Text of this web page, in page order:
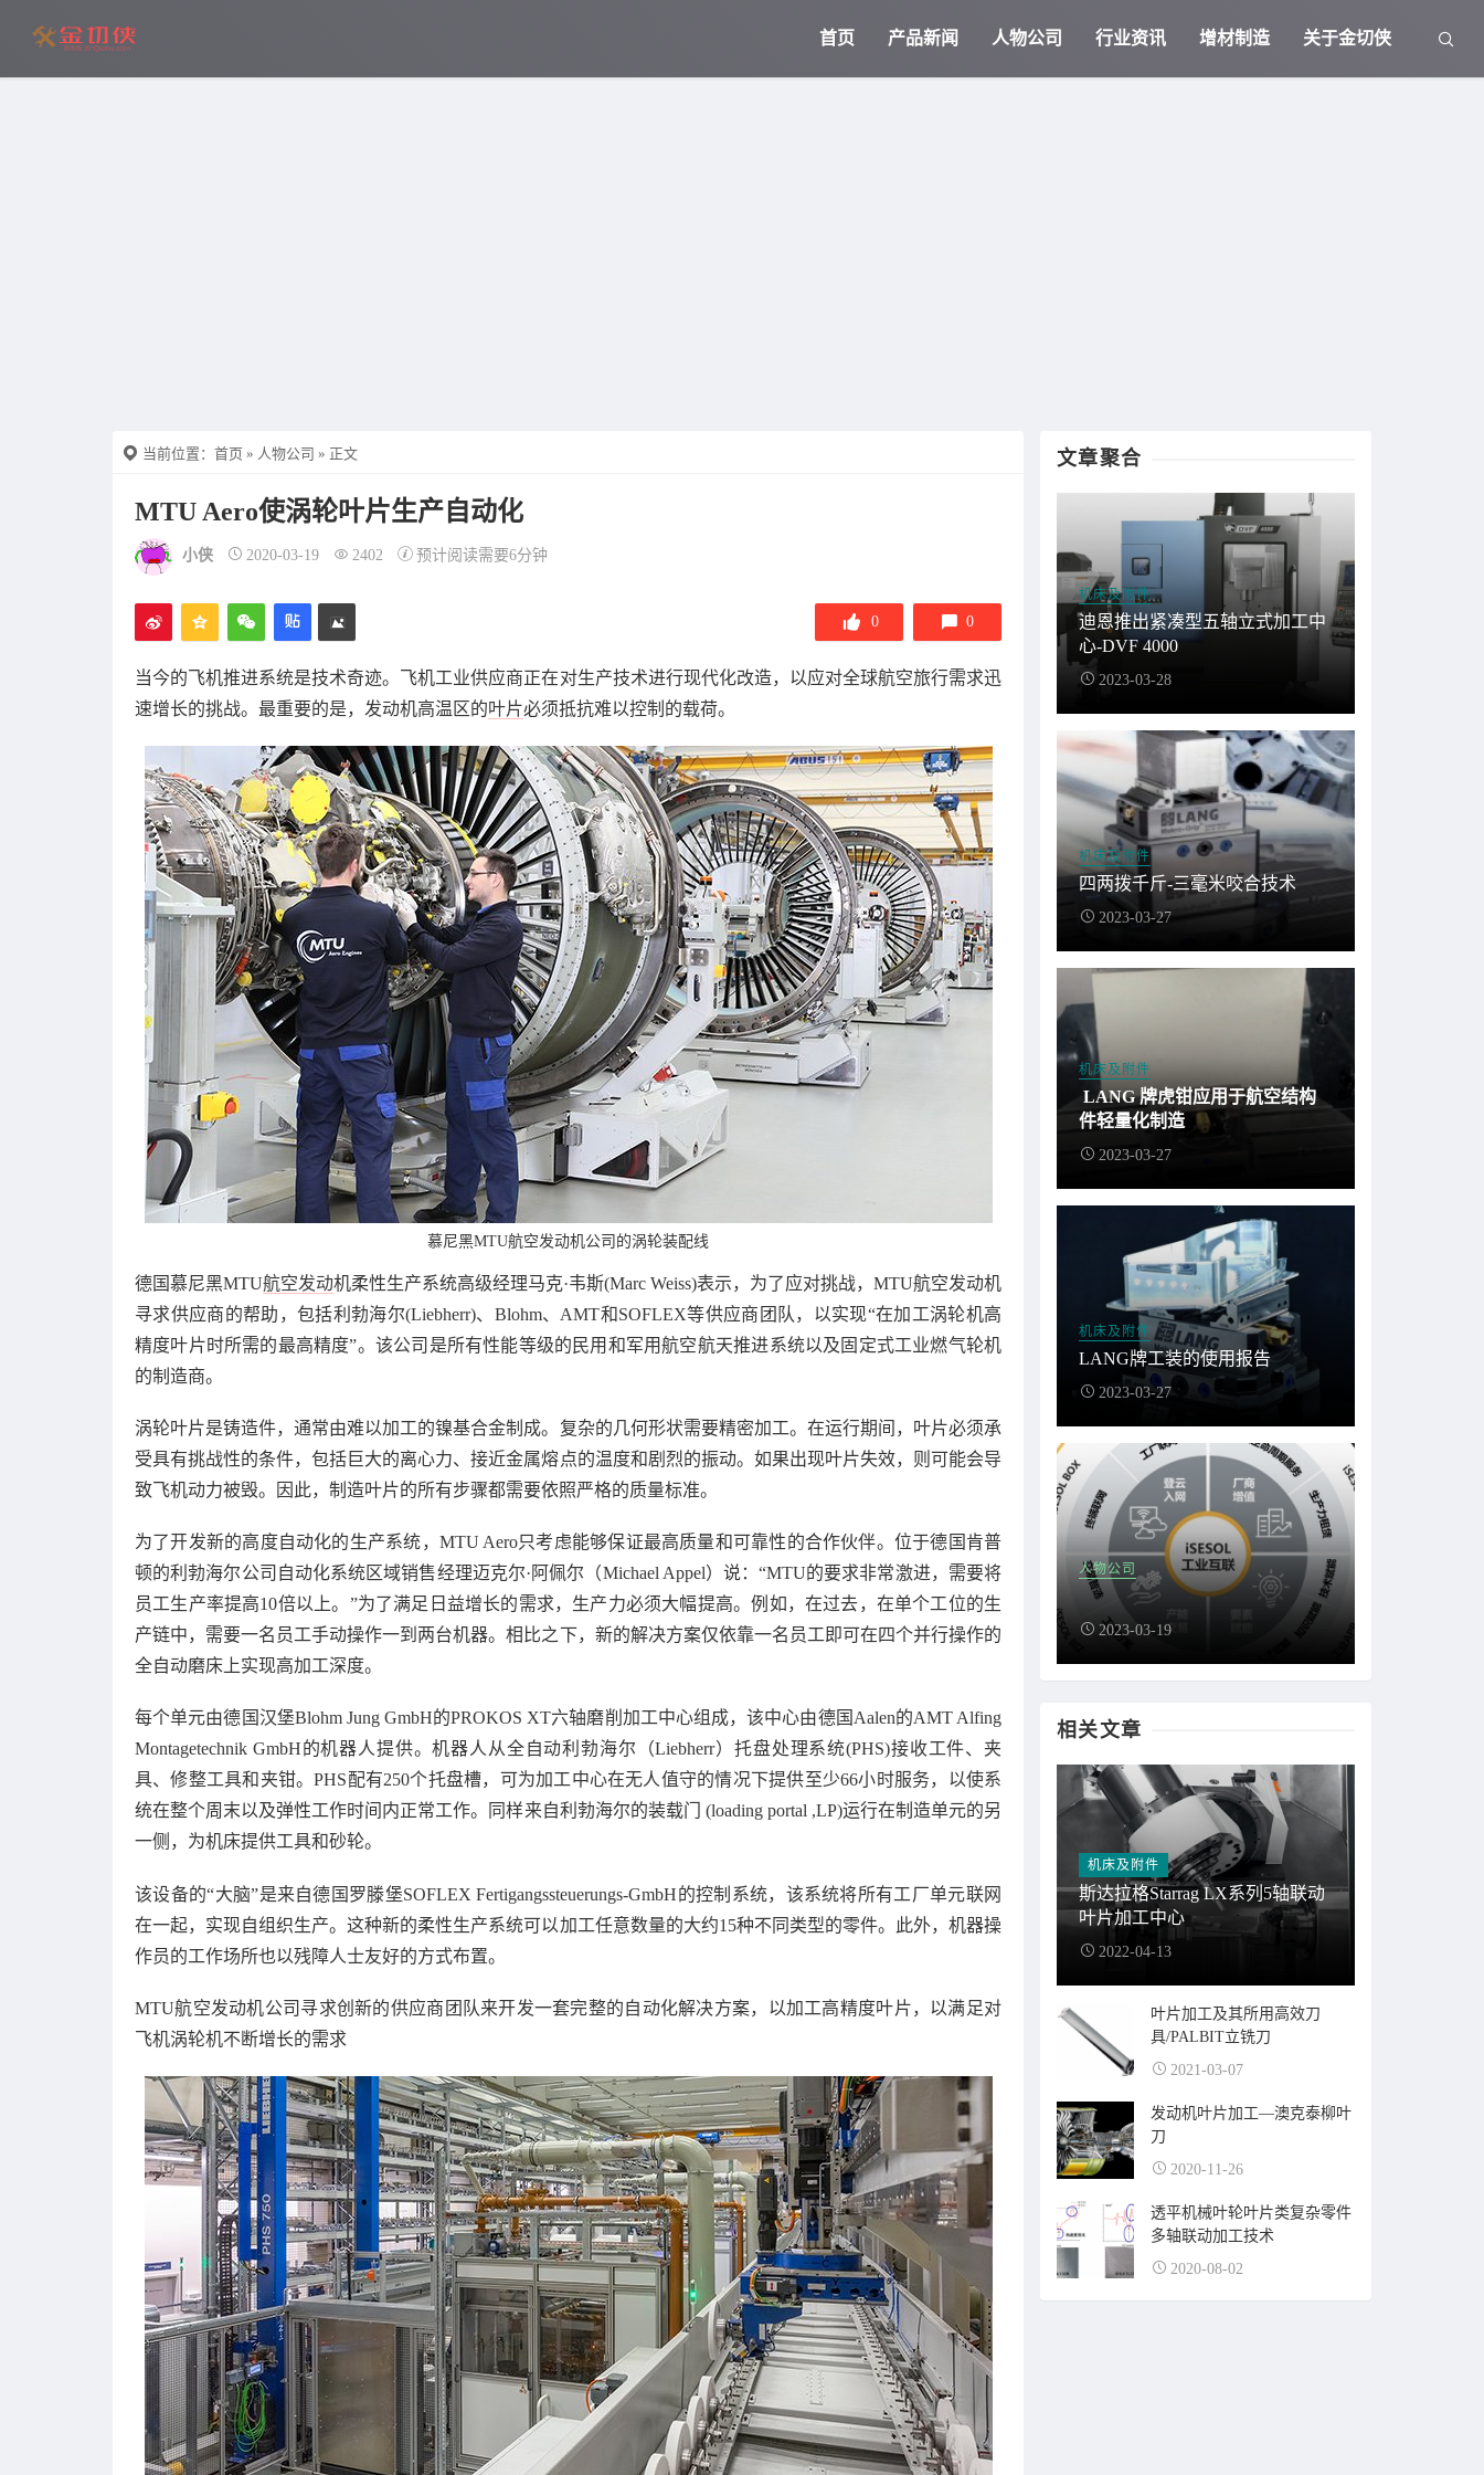
首页 产品新闻 人物公司 行业资讯 增材制造 关于金切侠
当前位置： 首页 » 人物公司 » 正文
MTU Aero使涡轮叶片生产自动化
小侠 2020-03-19 2402 预计阅读需要6分钟
0 0
当今的飞机推进系统是技术奇迹。飞机工业供应商正在对生产技术进行现代化改造，以应对全球航空旅行需求迅
速增长的挑战。最重要的是，发动机高温区的叶片必须抵抗难以控制的载荷。
慕尼黑MTU航空发动机公司的涡轮装配线
德国慕尼黑MTU航空发动机柔性生产系统高级经理马克·韦斯(Marc Weiss)表示，为了应对挑战，MTU航空发动机
寻求供应商的帮助，包括利勃海尔(Liebherr)、Blohm、AMT和SOFLEX等供应商团队，以实现“在加工涡轮机高
精度叶片时所需的最高精度”。该公司是所有性能等级的民用和军用航空航天推进系统以及固定式工业燃气轮机
的制造商。
涡轮叶片是铸造件，通常由难以加工的镍基合金制成。复杂的几何形状需要精密加工。在运行期间，叶片必须承
受具有挑战性的条件，包括巨大的离心力、接近金属熔点的温度和剧烈的振动。如果出现叶片失效，则可能会导
致飞机动力被毁。因此，制造叶片的所有步骤都需要依照严格的质量标准。
为了开发新的高度自动化的生产系统，MTU Aero只考虑能够保证最高质量和可靠性的合作伙伴。位于德国肯普
顿的利勃海尔公司自动化系统区域销售经理迈克尔·阿佩尔（Michael Appel）说：“MTU的要求非常激进，需要将
员工生产率提高10倍以上。”为了满足日益增长的需求，生产力必须大幅提高。例如，在过去，在单个工位的生
产链中，需要一名员工手动操作一到两台机器。相比之下，新的解决方案仅依靠一名员工即可在四个并行操作的
全自动磨床上实现高加工深度。
每个单元由德国汉堡Blohm Jung GmbH的PROKOS XT六轴磨削加工中心组成，该中心由德国Aalen的AMT Alfing
Montagetechnik GmbH的机器人提供。机器人从全自动利勃海尔（Liebherr）托盘处理系统(PHS)接收工件、夹
具、修整工具和夹钳。PHS配有250个托盘槽，可为加工中心在无人值守的情况下提供至少66小时服务，以使系
统在整个周末以及弹性工作时间内正常工作。同样来自利勃海尔的装载门 (loading portal ,LP)运行在制造单元的另
一侧，为机床提供工具和砂轮。
该设备的“大脑”是来自德国罗滕堡SOFLEX Fertigangssteuerungs-GmbH的控制系统，该系统将所有工厂单元联网
在一起，实现自组织生产。这种新的柔性生产系统可以加工任意数量的大约15种不同类型的零件。此外，机器操
作员的工作场所也以残障人士友好的方式布置。
MTU航空发动机公司寻求创新的供应商团队来开发一套完整的自动化解决方案，以加工高精度叶片，以满足对
飞机涡轮机不断增长的需求
文章聚合
机床及附件
迪恩推出紧凑型五轴立式加工中
心-DVF 4000
2023-03-28
机床及附件
四两拨千斤-三毫米咬合技术
2023-03-27
机床及附件
LANG 牌虎钳应用于航空结构
件轻量化制造
2023-03-27
机床及附件
LANG牌工装的使用报告
2023-03-27
人物公司
2023-03-19
相关文章
机床及附件
斯达拉格Starrag LX系列5轴联动
叶片加工中心
2022-04-13
叶片加工及其所用高效刀
具/PALBIT立铣刀
2021-03-07
发动机叶片加工—澳克泰柳叶
刀
2020-11-26
透平机械叶轮叶片类复杂零件
多轴联动加工技术
2020-08-02